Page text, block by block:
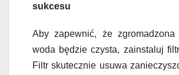
sukcesu
Aby zapewnić, że
woda będzie czysta, zainstaluj
Filtr skutecznie usuwa